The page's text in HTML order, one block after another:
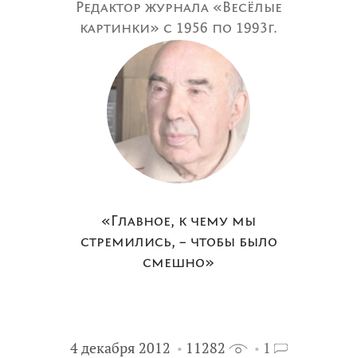
Редактор журнала «Весёлые
картинки» с 1956 по 1993г.
«Главное, к чему мы
стремились, – чтобы было
смешно»
4 декабря 2012 11282 1